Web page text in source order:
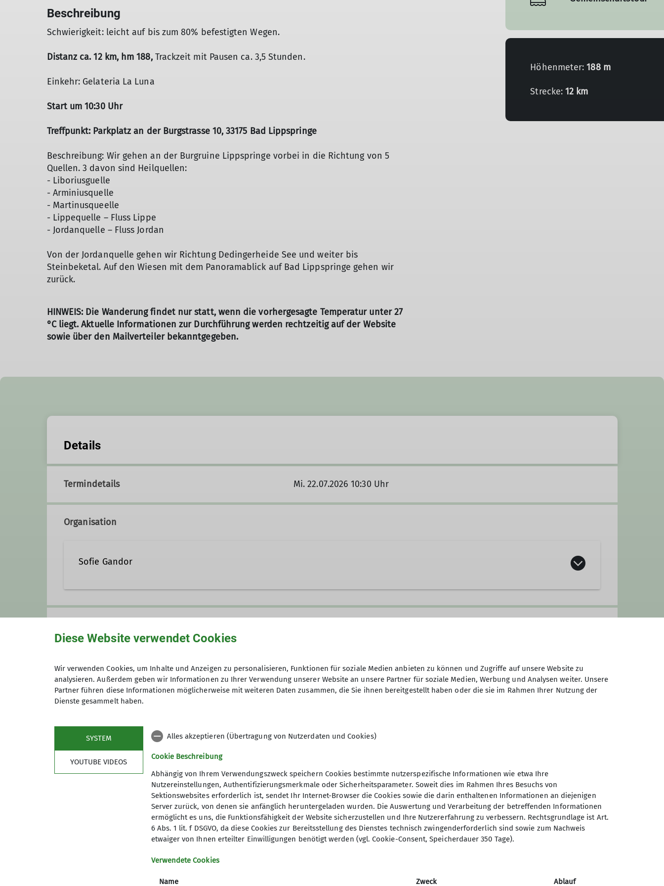
Beschreibung
Schwierigkeit: leicht auf bis zum 80% befestigten Wegen.
Distanz ca. 12 km, hm 188, Trackzeit mit Pausen ca. 3,5 Stunden.
Einkehr: Gelateria La Luna
Start um 10:30 Uhr
Treffpunkt: Parkplatz an der Burgstrasse 10, 33175 Bad Lippspringe
Beschreibung: Wir gehen an der Burgruine Lippspringe vorbei in die Richtung von 5
Quellen. 3 davon sind Heilquellen:
- Liboriusguelle
- Arminiusquelle
- Martinusqueelle
- Lippequelle – Fluss Lippe
- Jordanquelle – Fluss Jordan
Von der Jordanquelle gehen wir Richtung Dedingerheide See und weiter bis
Steinbeketal. Auf den Wiesen mit dem Panoramablick auf Bad Lippspringe gehen wir
zurück.
HINWEIS: Die Wanderung findet nur statt, wenn die vorhergesagte Temperatur unter 27
°C liegt. Aktuelle Informationen zur Durchführung werden rechtzeitig auf der Website
sowie über den Mailverteiler bekanntgegeben.
Höhenmeter:188 m
Strecke:12 km
Details
Termindetails Mi. 22.07.2026 10:30 Uhr
Organisation
Sofie Gandor
Ämter
Wanderführung
Wandern
Wir sind eine aktive Wandergruppe, offen für jedes Alter, haben Freude an der Natur und machen Wanderungen zwischen
Wochentag-Wanderungen sind in der Regel etwas kürzer, 12 bis 17 km.
Am Wochenende, meist sonntags geht es dann etwas weiter.
Auch nehmen wir an Veranstaltungen anderer Vereine teil. Dabei kann es auch mal weiter gehen (42, 50, 68, 72 oder 101
km).
Komm doch einmal mit!Gäste sind immer herzlich willkommen.
Du kannst sicher sein: Am Abend bist Du vielleicht etwas müde und matt, aber Du gehst mit viel frischer Kraft in die neue
Du benötigst lediglich gute Laune, gesunde Füße, festes Schuhzeug und wetterfeste Kleidung.
Gewandert wird immer, auch wenn das Wetter mal nicht so optimal ist.
Also: Lust? Dann hoffentlich bis bald bei der nächsten Wanderung.
Diese Website verwendet Cookies
Wir verwenden Cookies, um Inhalte und Anzeigen zu personalisieren, Funktionen für soziale Medien anbieten zu können und Zugriffe auf unsere Website zu
analysieren. Außerdem geben wir Informationen zu Ihrer Verwendung unserer Website an unsere Partner für soziale Medien, Werbung und Analysen weiter. Unsere
Partner führen diese Informationen möglicherweise mit weiteren Daten zusammen, die Sie ihnen bereitgestellt haben oder die sie im Rahmen Ihrer Nutzung der
Dienste gesammelt haben.
SYSTEM
YOUTUBE VIDEOS
Alles akzeptieren (Übertragung von Nutzerdaten und Cookies)
Cookie Beschreibung
Abhängig von Ihrem Verwendungszweck speichern Cookies bestimmte nutzerspezifische Informationen wie etwa Ihre
Nutzereinstellungen, Authentifizierungsmerkmale oder Sicherheitsparameter. Soweit dies im Rahmen Ihres Besuchs von
Sektionswebsites erforderlich ist, sendet Ihr Internet-Browser die Cookies sowie die darin enthaltenen Informationen an diejenigen
Server zurück, von denen sie anfänglich heruntergeladen wurden. Die Auswertung und Verarbeitung der betreffenden Informationen
ermöglicht es uns, die Funktionsfähigkeit der Website sicherzustellen und Ihre Nutzererfahrung zu verbessern. Rechtsgrundlage ist Art.
6 Abs. 1 lit. f DSGVO, da diese Cookies zur Bereitsstellung des Dienstes technisch zwingenderforderlich sind sowie zum Nachweis
etwaiger von Ihnen erteilter Einwilligungen benötigt werden (vgl. Cookie-Consent, Speicherdauer 350 Tage).
Verwendete Cookies
Name Zweck Ablauf